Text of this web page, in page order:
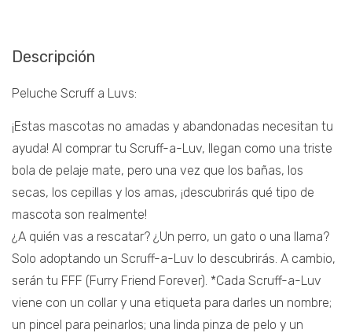
Descripción
Peluche Scruff a Luvs:
¡Estas mascotas no amadas y abandonadas necesitan tu
ayuda! Al comprar tu Scruff-a-Luv, llegan como una triste
bola de pelaje mate, pero una vez que los bañas, los
secas, los cepillas y los amas, ¡descubrirás qué tipo de
mascota son realmente!
¿A quién vas a rescatar? ¿Un perro, un gato o una llama?
Solo adoptando un Scruff-a-Luv lo descubrirás. A cambio,
serán tu FFF (Furry Friend Forever). *Cada Scruff-a-Luv
viene con un collar y una etiqueta para darles un nombre;
un pincel para peinarlos; una linda pinza de pelo y un